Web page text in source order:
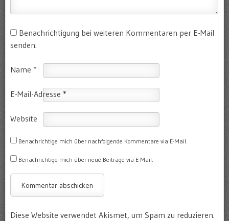
Benachrichtigung bei weiteren Kommentaren per E-Mail
senden.
Name *
E-Mail-Adresse *
Website
Benachrichtige mich über nachfolgende Kommentare via E-Mail.
Benachrichtige mich über neue Beiträge via E-Mail.
Diese Website verwendet Akismet, um Spam zu reduzieren.